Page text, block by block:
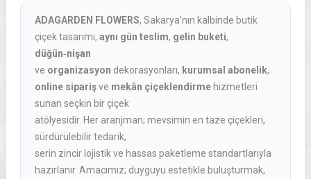
ADAGARDEN FLOWERS, Sakarya’nın kalbinde butik
çiçek tasarımı, aynı gün teslim, gelin buketi,
düğün‑nişan
ve organizasyon dekorasyonları, kurumsal abonelik,
online siparişve mekân çiçeklendirmehizmetleri
sunan seçkin bir çiçek
atölyesidir. Her aranjman; mevsimin en taze çiçekleri,
sürdürülebilir tedarik,
serin zincirlojistik ve hassas paketleme standartlarıyla
hazırlanır. Amacımız; duyguyu estetikle buluşturmak,